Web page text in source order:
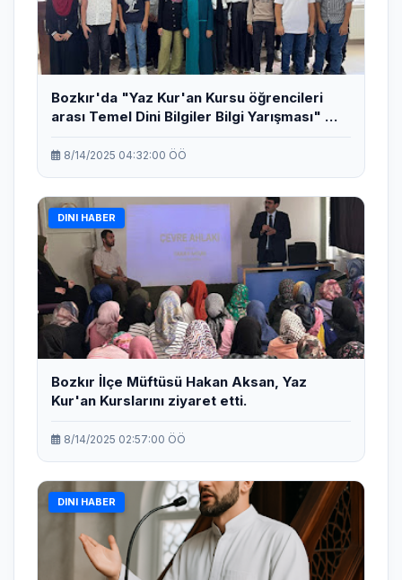
Bozkır'da "Yaz Kur'an Kursu ​öğrencileri ​
arası Temel Dini Bilgiler Bilgi Yarışması" ​
8/14/2025 04:32:00 ÖÖ
DINI HABER
Bozkır İlçe Müftüsü Hakan Aksan, Yaz
Kur'an Kurslarını ziyaret etti.
8/14/2025 02:57:00 ÖÖ
DINI HABER